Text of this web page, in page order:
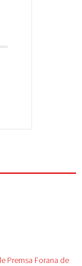
Premsa Forana de